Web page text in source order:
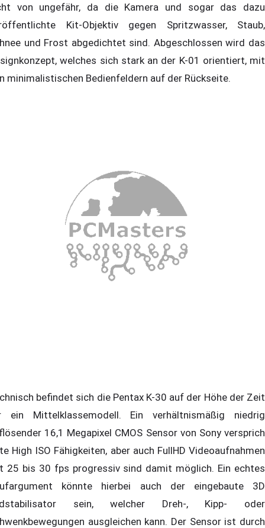
von ungefähr, da die Kamera und sogar das dazu
Kit-Objektiv gegen Spritzwasser, Staub,
und Frost abgedichtet sind. Abgeschlossen wird das
welches sich stark an der K-01 orientiert, mit
minimalistischen Bedienfeldern auf der Rückseite.
befindet sich die Pentax K-30 auf der Höhe der Zeit
ein Mittelklassemodell. Ein verhältnismäßig niedrig
16,1 Megapixel CMOS Sensor von Sony versprich
High ISO Fähigkeiten, aber auch FullHD Videoaufnahmen
25 bis 30 fps progressiv sind damit möglich. Ein echtes
könnte hierbei auch der eingebaute 3D
sein, welcher Dreh-, Kipp- oder
ausgleichen kann. Der Sensor ist durch